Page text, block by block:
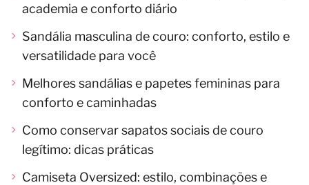
academia e conforto diário
Sandália masculina de couro: conforto, estilo e
versatilidade para você
Melhores sandálias e papetes femininas para
conforto e caminhadas
Como conservar sapatos sociais de couro
legítimo: dicas práticas
Camiseta Oversized: estilo, combinações e